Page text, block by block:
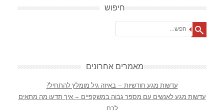
חיפוש
מאמרים אחרונים
עדשות מגע חודשיות – באיזה גיל מומלץ להתחיל?
עדשות מגע לאנשים עם מספר גבוה במשקפיים – איך תדעו מה מתאים